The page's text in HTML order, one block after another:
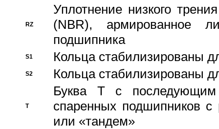
RZ
Уплотнение низкого
(NBR), армированное
подшипника
S1 Кольца стабилизированы
S2 Кольца стабилизированы
T
Буква T с
спаренных подшипников
или «тандем»